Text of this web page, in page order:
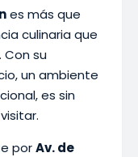
es más que
culinaria que
su
un ambiente
es sin
porAv. de